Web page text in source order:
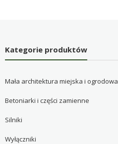
Kategorie produktów
Mała architektura miejska i ogrodowa
Betoniarki i części zamienne
Silniki
Wyłączniki